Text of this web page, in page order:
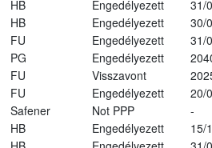
HB Engedélyezett
31/
HB Engedélyezett
30/
FU Engedélyezett
31/
PG Engedélyezett
FU Visszavont
FU Engedélyezett
20/
Safener Not PPP
-
HB Engedélyezett
15/